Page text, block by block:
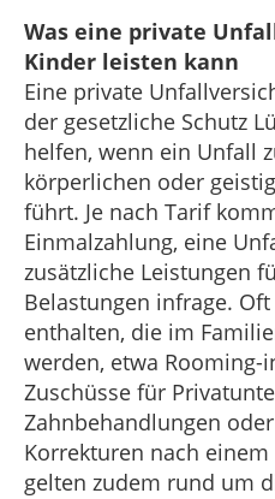
Was eine private
Kinder leisten kann
Eine private
der gesetzliche Schutz
helfen, wenn ein Unfall
körperlichen oder
führt. Je nach Tarif
Einmalzahlung, eine
zusätzliche Leistungen
Belastungen infrage.
enthalten, die im
werden, etwa Rooming-
Zuschüsse für
Zahnbehandlungen
Korrekturen nach
gelten zudem rund um